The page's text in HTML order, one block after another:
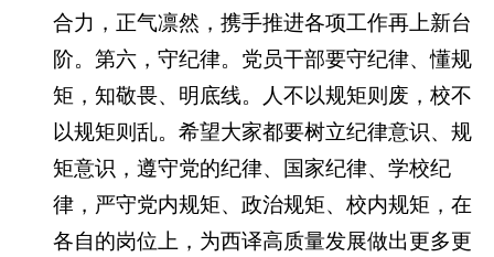
合力，正气凛然，携手推进各项工作再上新台
阶。第六，守纪律。党员干部要守纪律、懂规
矩，知敬畏、明底线。人不以规矩则废，校不
以规矩则乱。希望大家都要树立纪律意识、规
矩意识，遵守党的纪律、国家纪律、学校纪
律，严守党内规矩、政治规矩、校内规矩，在
各自的岗位上，为西译高质量发展做出更多更